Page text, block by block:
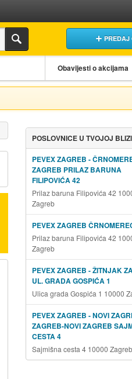
PREDAJ
Obavijesti o akcijama
POSLOVNICE U TVOJOJ
PEVEX ZAGREB -
ZAGREB PRILAZ BARUNA
FILIPOVIĆA 42
Prilaz baruna Filipovića 42
Zagreb
PEVEX ZAGREB
Prilaz baruna Filipovića 42
Zagreb
PEVEX ZAGREB - ŽITNJAK
UL. GRADA GOSPIĆA 1
Ulica grada Gospića 1 10000
PEVEX ZAGREB - NOVI
ZAGREB-NOVI ZAGREB
CESTA 4
Sajmišna cesta 4 10000 Zagreb